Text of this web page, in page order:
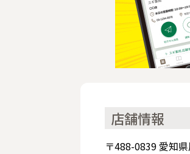
店舗情報
〒488-0839 愛知